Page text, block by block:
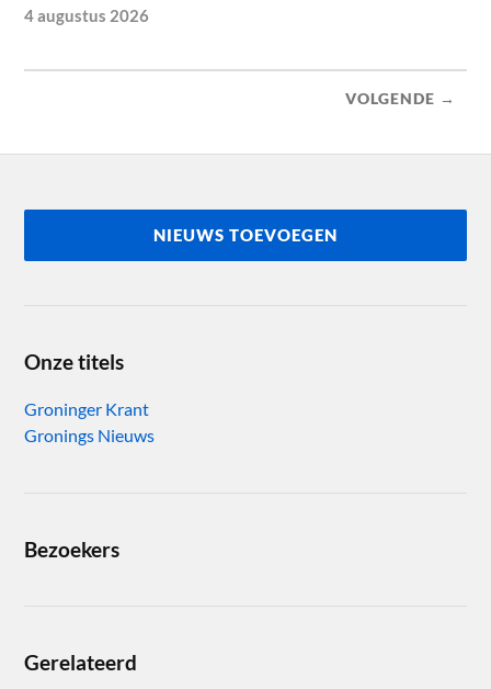
4 augustus 2026
VOLGENDE →
NIEUWS TOEVOEGEN
Onze titels
Groninger Krant
Gronings Nieuws
Bezoekers
Gerelateerd